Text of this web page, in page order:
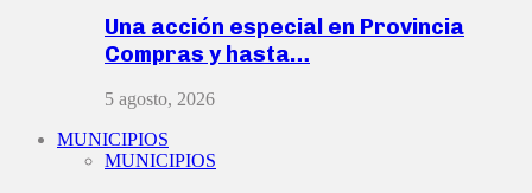
Una acción especial en Provincia
Compras y hasta…
5 agosto, 2026
MUNICIPIOS
MUNICIPIOS